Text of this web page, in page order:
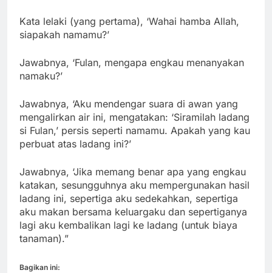
Kata lelaki (yang pertama), ‘Wahai hamba Allah,
siapakah namamu?’
Jawabnya, ‘Fulan, mengapa engkau menanyakan
namaku?’
Jawabnya, ‘Aku mendengar suara di awan yang
mengalirkan air ini, mengatakan: ‘Siramilah ladang
si Fulan,’ persis seperti namamu. Apakah yang kau
perbuat atas ladang ini?’
Jawabnya, ‘Jika memang benar apa yang engkau
katakan, sesungguhnya aku mempergunakan hasil
ladang ini, sepertiga aku sedekahkan, sepertiga
aku makan bersama keluargaku dan sepertiganya
lagi aku kembalikan lagi ke ladang (untuk biaya
tanaman).”
Bagikan ini: